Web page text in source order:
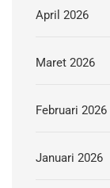
April 2026
Maret 2026
Februari 2026
Januari 2026